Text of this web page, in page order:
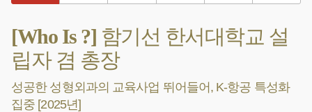
[Who Is ?] 함기선 한서대학교 설
립자 겸 총장
성공한 성형외과의 교육사업 뛰어들어, K-항공 특성화
집중 [2025년]